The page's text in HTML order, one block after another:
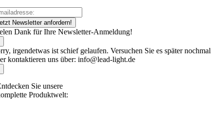
Newsletter anfordern!
Dank für Ihre Newsletter-Anmeldung!
irgendetwas ist schief gelaufen. Versuchen Sie es später nochmal
kontaktieren uns über: info@lead-light.de
Sie unsere
Produktwelt: